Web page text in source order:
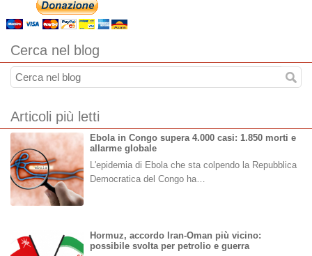
Cerca nel blog
Articoli più letti
Ebola in Congo supera 4.000 casi: 1.850 morti e
allarme globale
L'epidemia di Ebola che sta colpendo la Repubblica
Democratica del Congo ha…
Hormuz, accordo Iran-Oman più vicino:
possibile svolta per petrolio e guerra